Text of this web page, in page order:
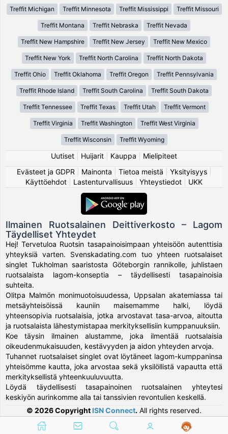
Treffit Michigan Treffit Minnesota Treffit Mississippi Treffit Missouri
Treffit Montana Treffit Nebraska Treffit Nevada
Treffit New Hampshire Treffit New Jersey Treffit New Mexico
Treffit New York Treffit North Carolina Treffit North Dakota
Treffit Ohio Treffit Oklahoma Treffit Oregon Treffit Pennsylvania
Treffit Rhode Island Treffit South Carolina Treffit South Dakota
Treffit Tennessee Treffit Texas Treffit Utah Treffit Vermont
Treffit Virginia Treffit Washington Treffit West Virginia
Treffit Wisconsin Treffit Wyoming
Uutiset Huijarit Kauppa
Mielipiteet
Evästeet ja GDPR
Mainonta Tietoa meistä Yksityisyys|
Käyttöehdot
Lastenturvallisuus Yhteystiedot UKK
Ilmainen Ruotsalainen Deittiverkosto – Lagom
Täydelliset Yhteydet
Hej! Tervetuloa Ruotsin tasapainoisimpaan yhteisöön autenttisia
yhteyksiä varten. Svenskadating.com tuo yhteen ruotsalaiset
singlet Tukholman saaristosta Göteborgin rannikolle, juhlistaen
ruotsalaista lagom-konseptia – täydellisesti tasapainoisia
suhteita.
Olitpa Malmön monimuotoisuudessa, Uppsalan akatemiassa tai
metsäyhteisöissä kauniin maisemamme halki, löydä
yhteensopivia ruotsalaisia, jotka arvostavat tasa-arvoa, aitoutta
ja ruotsalaista lähestymistapaa merkityksellisiin kumppanuuksiin.
Koe täysin ilmainen alustamme, joka ilmentää ruotsalaisia
oikeudenmukaisuuden, kestävyyden ja aidon yhteyden arvoja.
Tuhannet ruotsalaiset singlet ovat löytäneet lagom-kumppaninsa
yhteisömme kautta, joka arvostaa sekä yksilöllistä vapautta että
merkityksellistä yhteenkuuluvuutta.
Löydä täydellisesti tasapainoinen ruotsalainen yhteytesi
keskiyön aurinkomme alla tai tanssivien revontulien keskellä.
© 2026 Copyright ISN Connect. All rights reserved.